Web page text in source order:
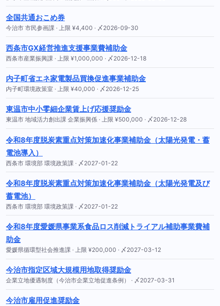
全国共通おこめ券
今治市 市民参画課 · 上限 ¥4,400 · 〆2026-09-30
西条市GX経営推進支援事業費補助金
西条市産業振興課 · 上限 ¥1,000,000 · 〆2026-12-18
内子町省エネ家電製品買換促進事業補助金
内子町環境政策室 · 上限 ¥40,000 · 〆2026-12-25
東温市中小零細企業賃上げ応援奨励金
東温市 地域活力創出課 企業振興係 · 上限 ¥500,000 · 〆2026-12-28
令和8年度脱炭素重点対策加速化事業補助金（太陽光発電・蓄
電池導入）
西条市 環境部 環境政策課 · 〆2027-01-22
令和8年度脱炭素重点対策加速化事業補助金（太陽光発電及び
蓄電池）
西条市 環境部 環境政策課 · 〆2027-01-22
令和8年度愛媛県事業系食品ロス削減トライアル補助事業費補
助金
愛媛県循環型社会推進課 · 上限 ¥200,000 · 〆2027-03-12
今治市指定区域大規模用地取得奨励金
企業立地優遇制度（今治市企業立地促進条例） · 〆2027-03-31
今治市雇用促進奨励金